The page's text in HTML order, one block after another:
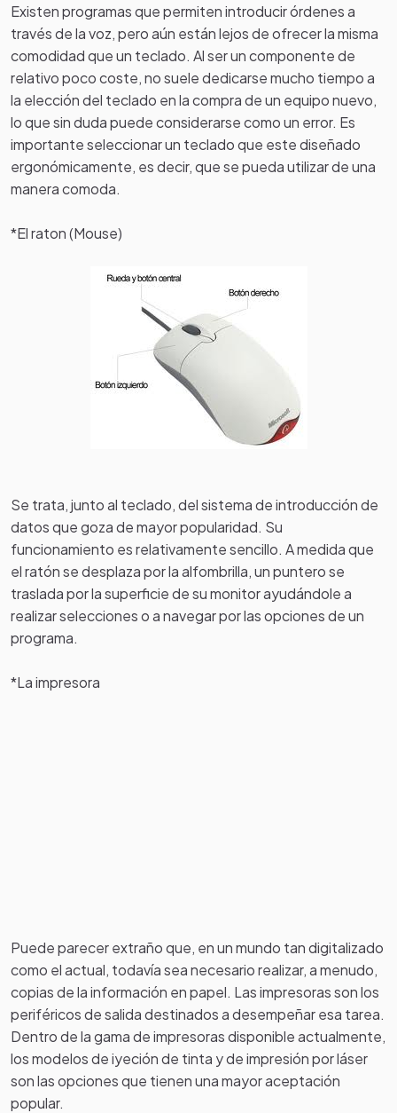
Existen programas que permiten introducir órdenes a
través de la voz, pero aún están lejos de ofrecer la misma
comodidad que un teclado. Al ser un componente de
relativo poco coste, no suele dedicarse mucho tiempo a
la elección del teclado en la compra de un equipo nuevo,
lo que sin duda puede considerarse como un error. Es
importante seleccionar un teclado que este diseñado
ergonómicamente, es decir, que se pueda utilizar de una
manera comoda.
*El raton (Mouse)
Se trata, junto al teclado, del sistema de introducción de
datos que goza de mayor popularidad. Su
funcionamiento es relativamente sencillo. A medida que
el ratón se desplaza por la alfombrilla, un puntero se
traslada por la superficie de su monitor ayudándole a
realizar selecciones o a navegar por las opciones de un
programa.
*La impresora
Puede parecer extraño que, en un mundo tan digitalizado
como el actual, todavía sea necesario realizar, a menudo,
copias de la información en papel. Las impresoras son los
periféricos de salida destinados a desempeñar esa tarea.
Dentro de la gama de impresoras disponible actualmente,
los modelos de iyeción de tinta y de impresión por láser
son las opciones que tienen una mayor aceptación
popular.